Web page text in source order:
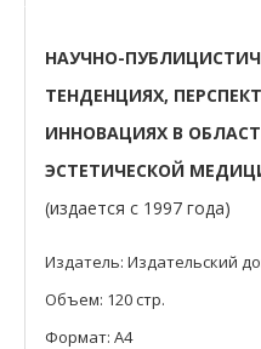
НАУЧНО-
ТЕНДЕНЦИЯХ,
ИННОВАЦИЯХ В
ЭСТЕТИЧЕСКОЙ
(издается с 1997 года)
Издатель: Издательский
Объем: 120 стр.
Формат: А4